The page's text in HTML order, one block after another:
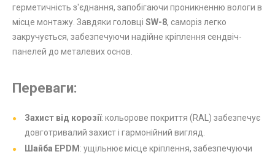
герметичність з'єднання, запобігаючи проникненню вологи в
місце монтажу. Завдяки головці SW-8, саморіз легко
закручується, забезпечуючи надійне кріплення сендвіч-
панелей до металевих основ.
Переваги:
Захист від корозії: кольорове покриття (RAL) забезпечує
довготривалий захист і гармонійний вигляд.
Шайба EPDM : ущільнює місце кріплення, забезпечуючи